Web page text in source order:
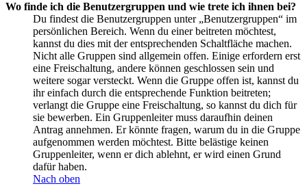
Wo finde ich die Benutzergruppen und wie trete ich ihnen bei?
Du findest die Benutzergruppen unter „Benutzergruppen“ im
persönlichen Bereich. Wenn du einer beitreten möchtest,
kannst du dies mit der entsprechenden Schaltfläche machen.
Nicht alle Gruppen sind allgemein offen. Einige erfordern erst
eine Freischaltung, andere können geschlossen sein und
weitere sogar versteckt. Wenn die Gruppe offen ist, kannst du
ihr einfach durch die entsprechende Funktion beitreten;
verlangt die Gruppe eine Freischaltung, so kannst du dich für
sie bewerben. Ein Gruppenleiter muss daraufhin deinen
Antrag annehmen. Er könnte fragen, warum du in die Gruppe
aufgenommen werden möchtest. Bitte belästige keinen
Gruppenleiter, wenn er dich ablehnt, er wird einen Grund
dafür haben.
Nach oben